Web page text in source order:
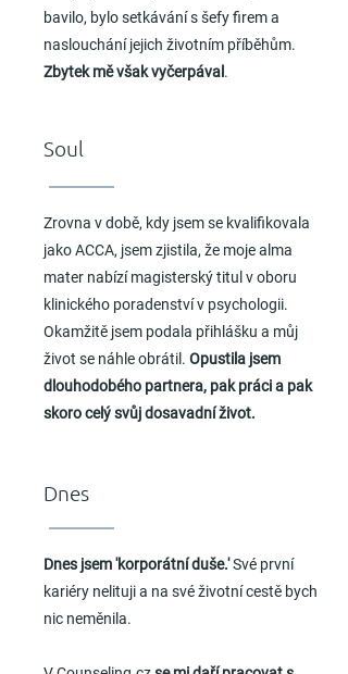
bavilo, bylo setkávání s šefy firem a
naslouchání jejich životním příběhům.
Zbytek mě však vyčerpával .
Soul
Zrovna v době, kdy jsem se kvalifikovala
jako ACCA, jsem zjistila, že moje alma
mater nabízí magisterský titul v oboru
klinického poradenství v psychologii.
Okamžitě jsem podala přihlášku a můj
život se náhle obrátil. Opustila jsem
dlouhodobého partnera, pak práci a pak
skoro celý svůj dosavadní život.
Dnes
Dnes jsem 'korporátní duše.'Své první
kariéry nelituji a na své životní cestě bych
nic neměnila.